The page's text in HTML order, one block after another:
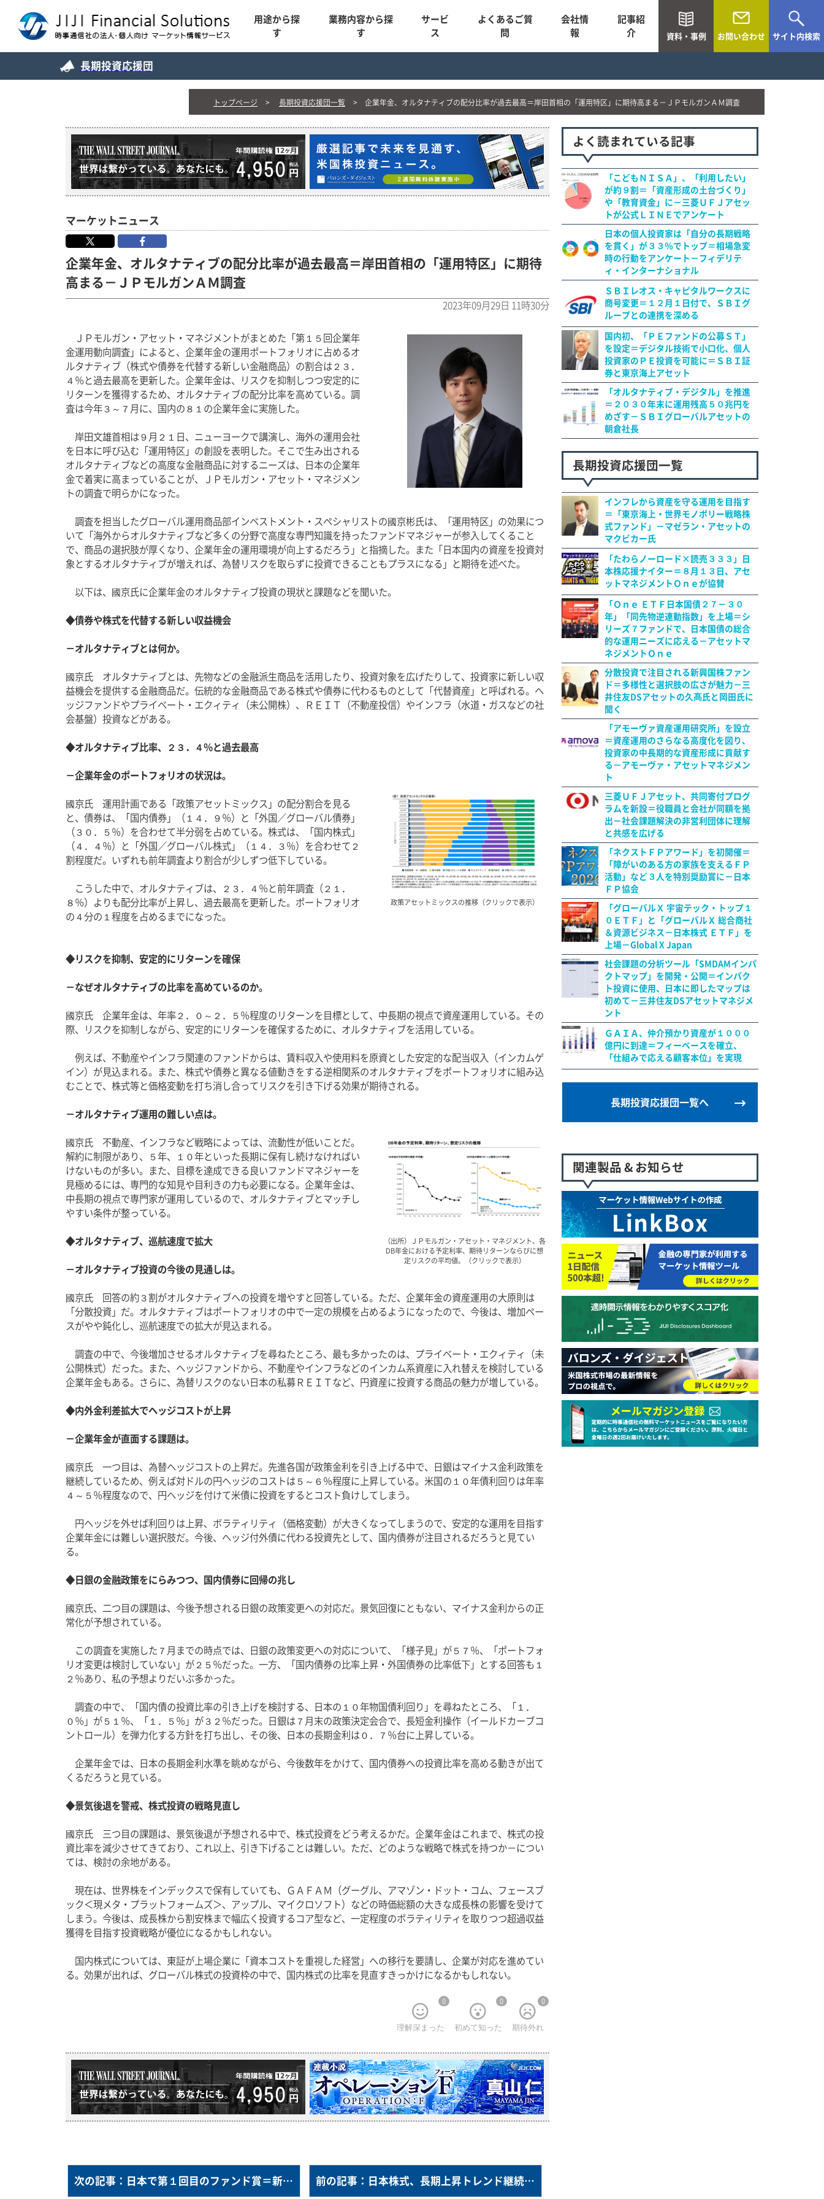
用途から探
す
業務内容から探
す
サービ
ス
よくあるご質
問
会社情
報
記事紹
介
資料・事例 お問い合わせ サイト内検索
長期投資応援団
トップページ 長期投資応援団一覧 企業年金、オルタナティブの配分比率が過去最高＝岸田首相の「運用特区」に期待高まる－ＪＰモルガンＡＭ調査
マーケットニュース
企業年金、オルタナティブの配分比率が過去最高＝岸田首相の「運用特区」に期待
高まる－ＪＰモルガンＡＭ調査
2023年09月29日 11時30分
ＪＰモルガン・アセット・マネジメントがまとめた「第１５回企業年
金運用動向調査」によると、企業年金の運用ポートフォリオに占めるオ
ルタナティブ（株式や債券を代替する新しい金融商品）の割合は２３．
４％と過去最高を更新した。企業年金は、リスクを抑制しつつ安定的に
リターンを獲得するため、オルタナティブの配分比率を高めている。調
査は今年３～７月に、国内の８１の企業年金に実施した。
岸田文雄首相は９月２１日、ニューヨークで講演し、海外の運用会社
を日本に呼び込む「運用特区」の創設を表明した。そこで生み出される
オルタナティブなどの高度な金融商品に対するニーズは、日本の企業年
金で着実に高まっていることが、ＪＰモルガン・アセット・マネジメン
トの調査で明らかになった。
調査を担当したグローバル運用商品部インベストメント・スペシャリストの國京彬氏は、「運用特区」の効果につ
いて「海外からオルタナティブなど多くの分野で高度な専門知識を持ったファンドマネジャーが参入してくること
で、商品の選択肢が厚くなり、企業年金の運用環境が向上するだろう」と指摘した。また「日本国内の資産を投資対
象とするオルタナティブが増えれば、為替リスクを取らずに投資できることもプラスになる」と期待を述べた。
以下は、國京氏に企業年金のオルタナティブ投資の現状と課題などを聞いた。
◆債券や株式を代替する新しい収益機会
－オルタナティブとは何か。
國京氏　オルタナティブとは、先物などの金融派生商品を活用したり、投資対象を広げたりして、投資家に新しい収
益機会を提供する金融商品だ。伝統的な金融商品である株式や債券に代わるものとして「代替資産」と呼ばれる。ヘ
ッジファンドやプライベート・エクィティ（未公開株）、ＲＥＩＴ（不動産投信）やインフラ（水道・ガスなどの社
会基盤）投資などがある。
◆オルタナティブ比率、２３．４％と過去最高
－企業年金のポートフォリオの状況は。
政策アセットミックスの推移（クリックで表示）
國京氏　運用計画である「政策アセットミックス」の配分割合を見る
と、債券は、「国内債券」（１４．９％）と「外国／グローバル債券」
（３０．５％）を合わせて半分弱を占めている。株式は、「国内株式」
（４．４％）と「外国／グローバル株式」（１４．３％）を合わせて２
割程度だ。いずれも前年調査より割合が少しずつ低下している。
こうした中で、オルタナティブは、２３．４％と前年調査（２１．
８％）よりも配分比率が上昇し、過去最高を更新した。ポートフォリオ
の４分の１程度を占めるまでになった。
◆リスクを抑制、安定的にリターンを確保
－なぜオルタナティブの比率を高めているのか。
國京氏　企業年金は、年率２．０～２．５％程度のリターンを目標として、中長期の視点で資産運用している。その
際、リスクを抑制しながら、安定的にリターンを確保するために、オルタナティブを活用している。
例えば、不動産やインフラ関連のファンドからは、賃料収入や使用料を原資とした安定的な配当収入（インカムゲ
イン）が見込まれる。また、株式や債券と異なる値動きをする逆相関系のオルタナティブをポートフォリオに組み込
むことで、株式等と価格変動を打ち消し合ってリスクを引き下げる効果が期待される。
－オルタナティブ運用の難しい点は。
（出所）ＪＰモルガン・アセット・マネジメント、各
DB年金における予定利率、期待リターンならびに想
定リスクの平均値。（クリックで表示）
國京氏　不動産、インフラなど戦略によっては、流動性が低いことだ。
解約に制限があり、５年、１０年といった長期に保有し続けなければい
けないものが多い。また、目標を達成できる良いファンドマネジャーを
見極めるには、専門的な知見や目利きの力も必要になる。企業年金は、
中長期の視点で専門家が運用しているので、オルタナティブとマッチし
やすい条件が整っている。
◆オルタナティブ、巡航速度で拡大
－オルタナティブ投資の今後の見通しは。
國京氏　回答の約３割がオルタナティブへの投資を増やすと回答している。ただ、企業年金の資産運用の大原則は
「分散投資」だ。オルタナティブはポートフォリオの中で一定の規模を占めるようになったので、今後は、増加ペー
スがやや鈍化し、巡航速度での拡大が見込まれる。
調査の中で、今後増加させるオルタナティブを尋ねたところ、最も多かったのは、プライベート・エクィティ（未
公開株式）だった。また、ヘッジファンドから、不動産やインフラなどのインカム系資産に入れ替えを検討している
企業年金もある。さらに、為替リスクのない日本の私募ＲＥＩＴなど、円資産に投資する商品の魅力が増している。
◆内外金利差拡大でヘッジコストが上昇
－企業年金が直面する課題は。
國京氏　一つ目は、為替ヘッジコストの上昇だ。先進各国が政策金利を引き上げる中で、日銀はマイナス金利政策を
継続しているため、例えば対ドルの円ヘッジのコストは５～６％程度に上昇している。米国の１０年債利回りは年率
４～５％程度なので、円ヘッジを付けて米債に投資をするとコスト負けしてしまう。
円ヘッジを外せば利回りは上昇、ボラティリティ（価格変動）が大きくなってしまうので、安定的な運用を目指す
企業年金には難しい選択肢だ。今後、ヘッジ付外債に代わる投資先として、国内債券が注目されるだろうと見てい
る。
◆日銀の金融政策をにらみつつ、国内債券に回帰の兆し
國京氏、二つ目の課題は、今後予想される日銀の政策変更への対応だ。景気回復にともない、マイナス金利からの正
常化が予想されている。
この調査を実施した７月までの時点では、日銀の政策変更への対応について、「様子見」が５７％、「ポートフォ
リオ変更は検討していない」が２５％だった。一方、「国内債券の比率上昇・外国債券の比率低下」とする回答も１
２％あり、私の予想よりだいぶ多かった。
調査の中で、「国内債の投資比率の引き上げを検討する、日本の１０年物国債利回り」を尋ねたところ、「１．
０％」が５１％、「１．５％」が３２％だった。日銀は７月末の政策決定会合で、長短金利操作（イールドカーブコ
ントロール）を弾力化する方針を打ち出し、その後、日本の長期金利は０．７％台に上昇している。
企業年金では、日本の長期金利水準を眺めながら、今後数年をかけて、国内債券への投資比率を高める動きが出て
くるだろうと見ている。
◆景気後退を警戒、株式投資の戦略見直し
國京氏　三つ目の課題は、景気後退が予想される中で、株式投資をどう考えるかだ。企業年金はこれまで、株式の投
資比率を減少させてきており、これ以上、引き下げることは難しい。ただ、どのような戦略で株式を持つか－につい
ては、検討の余地がある。
現在は、世界株をインデックスで保有していても、ＧＡＦＡＭ（グーグル、アマゾン・ドット・コム、フェースブ
ック＜現メタ・プラットフォームズ＞、アップル、マイクロソフト）などの時価総額の大きな成長株の影響を受けて
しまう。今後は、成長株から割安株まで幅広く投資するコア型など、一定程度のボラティリティを取りつつ超過収益
獲得を目指す投資戦略が優位になるかもしれない。
国内株式については、東証が上場企業に「資本コストを重視した経営」への移行を要請し、企業が対応を進めてい
る。効果が出れば、グローバル株式の投資枠の中で、国内株式の比率を見直すきっかけになるかもしれない。
0
理解深まった
0
初めて知った
0
期待外れ
次の記事：日本で第１回目のファンド賞＝新体制の下、グローバルな基準で－米モーニングスター 前の記事：日本株式、長期上昇トレンド継続＝賃上げ、企業改革、業績改善を材料に－三井住友ＤＳアセットマネジメントの市川氏
よく読まれている記事
「こどもＮＩＳＡ」、「利用したい」
が約９割＝「資産形成の土台づくり」
や「教育資金」に－三菱ＵＦＪアセッ
トが公式ＬＩＮＥでアンケート
日本の個人投資家は「自分の長期戦略
を貫く」が３３％でトップ＝相場急変
時の行動をアンケート－フィデリテ
ィ・インターナショナル
ＳＢＩレオス・キャピタルワークスに
商号変更＝１２月１日付で、ＳＢＩグ
ループとの連携を深める
国内初、「ＰＥファンドの公募ＳＴ」
を設定＝デジタル技術で小口化、個人
投資家のＰＥ投資を可能に＝ＳＢＩ証
券と東京海上アセット
「オルタナティブ・デジタル」を推進
＝２０３０年末に運用残高５０兆円を
めざす－ＳＢＩグローバルアセットの
朝倉社長
長期投資応援団一覧
インフレから資産を守る運用を目指す
＝「東京海上・世界モノポリー戦略株
式ファンド」－マゼラン・アセットの
マクビカー氏
「たわらノーロード×読売３３３」日
本株応援ナイター＝８月１３日、アセ
ットマネジメントＯｎｅが協賛
「Ｏｎｅ ＥＴＦ日本国債２７－３０
年」「同先物逆連動指数」を上場＝シ
リーズ７ファンドで、日本国債の総合
的な運用ニーズに応える－アセットマ
ネジメントＯｎｅ
分散投資で注目される新興国株ファン
ド＝多様性と選択肢の広さが魅力－三
井住友DSアセットの久髙氏と岡田氏に
聞く
「アモーヴァ資産運用研究所」を設立
＝資産運用のさらなる高度化を図り、
投資家の中長期的な資産形成に貢献す
る－アモーヴァ・アセットマネジメン
ト
三菱ＵＦＪアセット、共同寄付プログ
ラムを新設＝役職員と会社が同額を拠
出－社会課題解決の非営利団体に理解
と共感を広げる
「ネクストＦＰアワード」を初開催＝
「障がいのある方の家族を支えるＦＰ
活動」など３人を特別奨励賞に－日本
ＦＰ協会
「グローバルＸ 宇宙テック・トップ１
０ＥＴＦ」と「グローバルＸ 総合商社
＆資源ビジネス－日本株式 ＥＴＦ」を
上場－Global X Japan
社会課題の分析ツール「SMDAMインパ
クトマップ」を開発・公開＝インパク
ト投資に使用、日本に即したマップは
初めて－三井住友DSアセットマネジメ
ント
ＧＡＩＡ、仲介預かり資産が１０００
億円に到達＝フィーベースを確立、
「仕組みで応える顧客本位」を実現
長期投資応援団一覧へ
関連製品 & お知らせ